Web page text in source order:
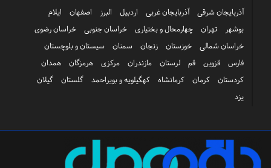
آذربایجان شرقی آذربایجان غربی اردبیل البرز اصفهان
ایلام
بوشهر
تهران چهارمحال و بختیاری خراسان جنوبی
خراسان رضوی
خراسان شمالی
خوزستان زنجان سمنان
سیستان و بلوچستان
فارس
قزوین قم لرستان مازندران مرکزی هرمزگان
همدان
کردستان
کرمان کرمانشاه کهگیلویه و بویراحمد گلستان
گیلان
یزد